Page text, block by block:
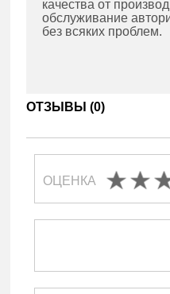
качества от
обслуживание
без всяких проблем.
ОТЗЫВЫ (0)
ОЦЕНКА